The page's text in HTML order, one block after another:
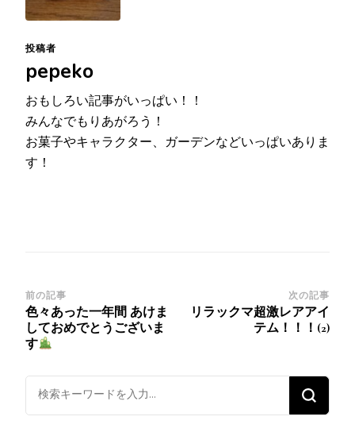
投稿者
pepeko
おもしろい記事がいっぱい！！
みんなでもりあがろう！
お菓子やキャラクター、ガーデンなどいっぱいありま
す！
投
稿
ナ
ゲ
ー
前の記事
色々あった一年間 あけま
しておめでとうございま
す
次の記事
リラックマ超激レアアイ
テム！！！(2)
なにかお探しですか ?